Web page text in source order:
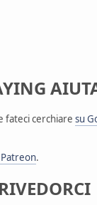
fateci cerchiare su
.